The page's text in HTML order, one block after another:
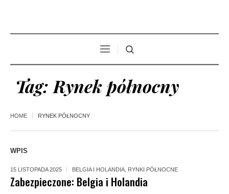
Tag: Rynek północny
HOME RYNEK PÓŁNOCNY
WPIS
15 LISTOPADA 2025 BELGIA I HOLANDIA RYNKI PÓŁNOCNE
Zabezpieczone: Belgia i Holandia